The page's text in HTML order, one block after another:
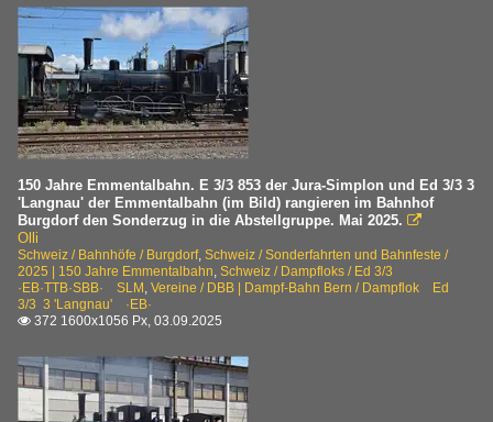
150 Jahre Emmentalbahn. E 3/3 853 der Jura-Simplon und Ed 3/3 3
'Langnau' der Emmentalbahn (im Bild) rangieren im Bahnhof
Burgdorf den Sonderzug in die Abstellgruppe. Mai 2025. 
Olli
Schweiz / Bahnhöfe / Burgdorf, Schweiz / Sonderfahrten und Bahnfeste /
2025 | 150 Jahre Emmentalbahn, Schweiz / Dampfloks / Ed 3/3
·EB·TTB·SBB· SLM , Vereine / DBB | Dampf-Bahn Bern / Dampflok Ed
3/3 3 'Langnau' ·EB·
 372 1600x1056 Px, 03.09.2025